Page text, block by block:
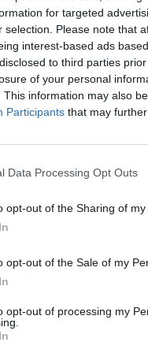
for targeted
selection. Please note that
interest-based ads
to third parties
of your personal
This information may also
Participants that may
Data Processing Opt Outs
opt-out of the Sharing of my
opt-out of the Sale of my
opt-out of processing my
farmacia física,
batalla que
y que
profesional
de compra. Es aquí
un servicio con
más competitivo.
ha sido otro de los
presentes en la
interesados en
siendo los
y Salamanca. Este
donde los